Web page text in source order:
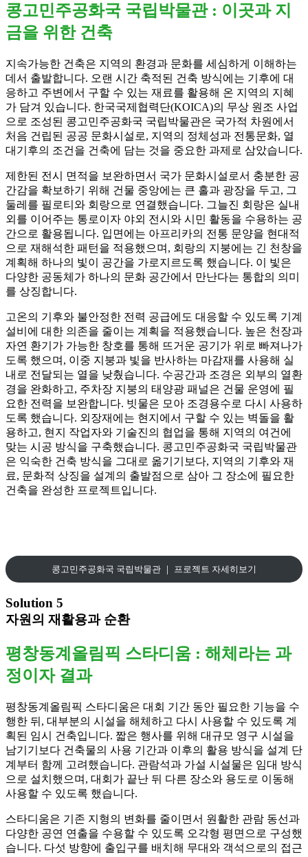
콩고민주공화국 국립박물관 : 이곳과 지
금을 위한 건축
지속가능한 건축은 지역의 환경과 문화를 세심하게 이해하는
데서 출발합니다. 오랜 시간 축적된 건축 방식에는 기후에 대
응하고 주변에서 구할 수 있는 재료를 활용해 온 지역의 지혜
가 담겨 있습니다. 한국국제협력단(KOICA)의 무상 원조 사업
으로 조성된 콩고민주공화국 국립박물관은 국가적 차원에서
처음 건립된 공공 문화시설로, 지역의 정체성과 전통문화, 열
대기후의 조건을 건축에 담는 것을 중요한 과제로 삼았습니다.
제한된 전시 면적을 보완하면서 국가 문화시설로서 충분한 공
간감을 확보하기 위해 건물 중앙에는 큰 홀과 광장을 두고, 그
둘레를 필로티와 회랑으로 연결했습니다. 그늘진 회랑은 실내
외를 이어주는 통로이자 야외 전시와 시민 활동을 수용하는 공
간으로 활용됩니다. 입면에는 아프리카의 전통 문양을 현대적
으로 재해석한 패턴을 적용했으며, 회랑의 지붕에는 긴 천창을
계획해 하나의 빛이 공간을 가로지르도록 했습니다. 이 빛은
다양한 공동체가 하나의 문화 공간에서 만난다는 통합의 의미
를 상징합니다.
고온의 기후와 불안정한 전력 공급에도 대응할 수 있도록 기계
설비에 대한 의존을 줄이는 계획을 적용했습니다. 높은 천장과
자연 환기가 가능한 창호를 통해 뜨거운 공기가 위로 빠져나가
도록 했으며, 이중 지붕과 빛을 반사하는 마감재를 사용해 실
내로 전달되는 열을 낮췄습니다. 수공간과 조경은 외부의 열환
경을 완화하고, 주차장 지붕의 태양광 패널은 건물 운영에 필
요한 전력을 보완합니다. 빗물은 모아 조경용수로 다시 사용하
도록 했습니다. 외장재에는 현지에서 구할 수 있는 벽돌을 활
용하고, 현지 작업자와 기술진의 협업을 통해 지역의 여건에
맞는 시공 방식을 구축했습니다. 콩고민주공화국 국립박물관
은 익숙한 건축 방식을 그대로 옮기기보다, 지역의 기후와 재
료, 문화적 상징을 설계의 출발점으로 삼아 그 장소에 필요한
건축을 완성한 프로젝트입니다.
콩고민주공화국 국립박물관 ｜ 프로젝트 자세히보기
Solution 5
자원의 재활용과 순환
평창동계올림픽 스타디움 : 해체라는 과
정이자 결과
평창동계올림픽 스타디움은 대회 기간 동안 필요한 기능을 수
행한 뒤, 대부분의 시설을 해체하고 다시 사용할 수 있도록 계
획된 임시 건축입니다. 짧은 행사를 위해 대규모 영구 시설을
남기기보다 건축물의 사용 기간과 이후의 활용 방식을 설계 단
계부터 함께 고려했습니다. 관람석과 가설 시설물은 임대 방식
으로 설치했으며, 대회가 끝난 뒤 다른 장소와 용도로 이동해
사용할 수 있도록 했습니다.
스타디움은 기존 지형의 변화를 줄이면서 원활한 관람 동선과
다양한 공연 연출을 수용할 수 있도록 오각형 평면으로 구성했
습니다. 다섯 방향에 출입구를 배치해 무대와 객석으로의 접근